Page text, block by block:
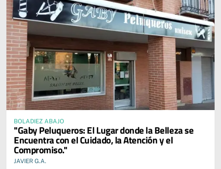
BOLADIEZ ABAJO
"Gaby Peluqueros: El Lugar donde la Belleza se
Encuentra con el Cuidado, la Atención y el
Compromiso."
JAVIER G.A.